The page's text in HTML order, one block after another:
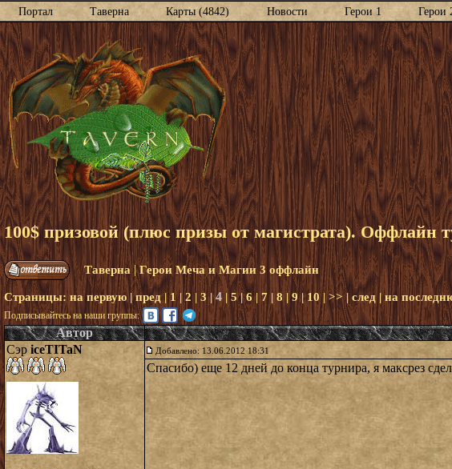
Портал Таверна Карты (4842) Новости Герои 1 Герои
100$ призовой (плюс призы от магистрата). Оффлайн
Таверна|Герои Меча и Магии 3 оффлайн
Страницы: на первую|пред|1| 2 | 3|4 | 5|6| 7 | 8 | 9| 10| >>| след |на
Подписывайтесь на наши группы:
Автор
Сэр iceTITaN Добавлено: 13.06.2012 18:31
Спасибо) еще 12 дней до конца турнира, я максрез